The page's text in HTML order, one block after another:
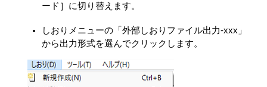
ード］に切り替えます。
しおりメニューの「外部しおりファイル出力-xxx」
から出力形式を選んでクリックします。